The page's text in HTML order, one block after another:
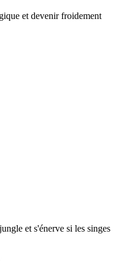
et devenir froidement
et s'énerve si les singes